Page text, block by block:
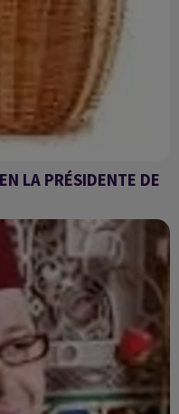
LA PRÉSIDENTE DE
ce mois béni du